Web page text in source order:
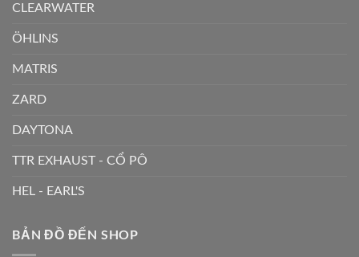
CLEARWATER
ÖHLINS
MATRIS
ZARD
DAYTONA
TTR EXHAUST - CỔ PÔ
HEL - EARL'S
BẢN ĐỒ ĐẾN SHOP